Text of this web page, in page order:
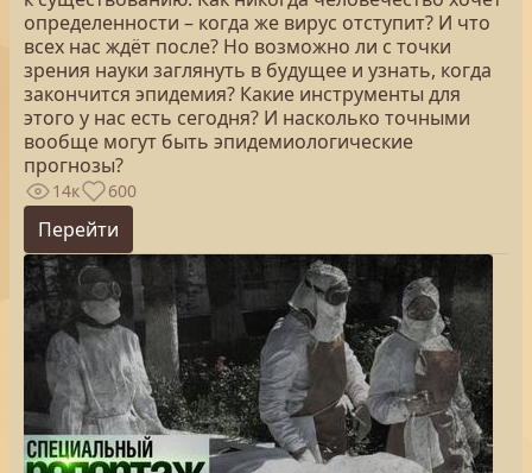
определенности – когда же вирус отступит? И что
всех нас ждёт после? Но возможно ли с точки
зрения науки заглянуть в будущее и узнать, когда
закончится эпидемия? Какие инструменты для
этого у нас есть сегодня? И насколько точными
вообще могут быть эпидемиологические
прогнозы?
14к 600
Перейти